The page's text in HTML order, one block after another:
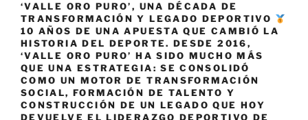
‘VALLE ORO PURO’, UNA DÉCADA DE
TRANSFORMACIÓN Y LEGADO DEPORTIVO
10 AÑOS DE UNA APUESTA QUE CAMBIÓ LA
HISTORIA DEL DEPORTE. DESDE 2016,
‘VALLE ORO PURO’ HA SIDO MUCHO MÁS
QUE UNA ESTRATEGIA: SE CONSOLIDÓ
COMO UN MOTOR DE TRANSFORMACIÓN
SOCIAL, FORMACIÓN DE TALENTO Y
CONSTRUCCIÓN DE UN LEGADO QUE HOY
DEVUELVE EL LIDERAZGO DEPORTIVO DE